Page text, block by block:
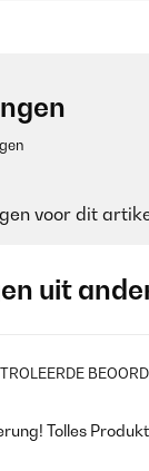
voor dit
uit
Tolles